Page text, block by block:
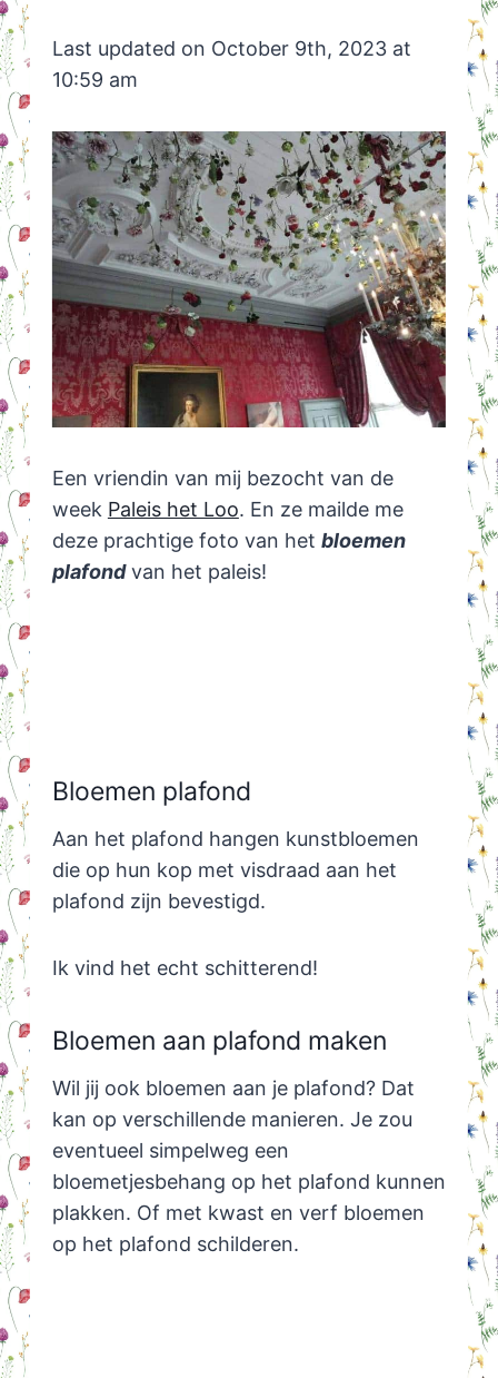
Last updated on October 9th, 2023 at
10:59 am
Een vriendin van mij bezocht van de
week Paleis het Loo. En ze mailde me
deze prachtige foto van het bloemen
plafondvan het paleis!
Bloemen plafond
Aan het plafond hangen kunstbloemen
die op hun kop met visdraad aan het
plafond zijn bevestigd.
Ik vind het echt schitterend!
Bloemen aan plafond maken
Wil jij ook bloemen aan je plafond? Dat
kan op verschillende manieren. Je zou
eventueel simpelweg een
bloemetjesbehang op het plafond kunnen
plakken. Of met kwast en verf bloemen
op het plafond schilderen.